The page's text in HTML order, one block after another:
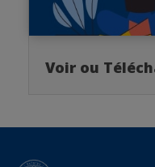
Voir ou